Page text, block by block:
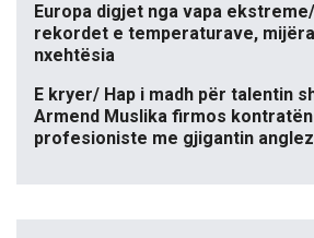
Europa digjet nga vapa ekstreme/
rekordet e temperaturave,
nxehtësia
E kryer/ Hap i madh për talentin
Armend Muslika firmos
profesioniste me gjigantin anglez